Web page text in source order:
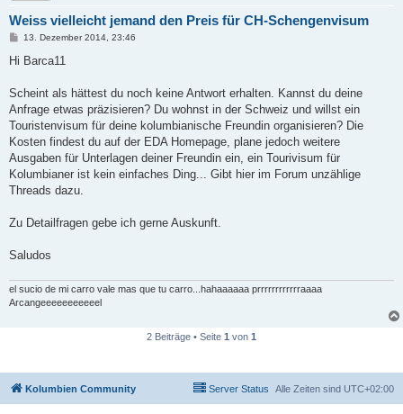
Weiss vielleicht jemand den Preis für CH-Schengenvisum
B
a
13. Dezember 2014, 23:46
Hi Barca11
Scheint als hättest du noch keine Antwort erhalten. Kannst du deine
Anfrage etwas präzisieren? Du wohnst in der Schweiz und willst ein
Touristenvisum für deine kolumbianische Freundin organisieren? Die
Kosten findest du auf der EDA Homepage, plane jedoch weitere
Ausgaben für Unterlagen deiner Freundin ein, ein Tourivisum für
Kolumbianer ist kein einfaches Ding... Gibt hier im Forum unzählige
Threads dazu.
Zu Detailfragen gebe ich gerne Auskunft.
Saludos
el sucio de mi carro vale mas que tu carro...hahaaaaaa prrrrrrrrrrrraaaa
Arcangeeeeeeeeeeel
2 Beiträge • Seite 1 von 1
Kolumbien Community Alle Zeiten sind UTC+02:00
Server Status